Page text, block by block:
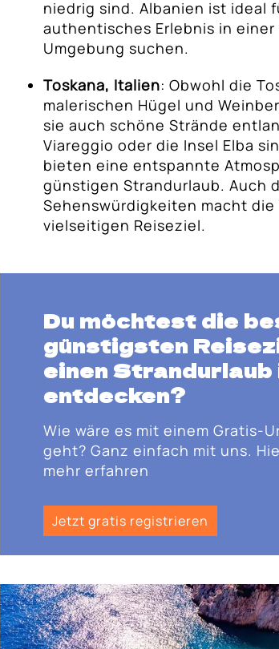
niedrig sind. Albanien ist ideal
authentisches Erlebnis in
Umgebung suchen.
Toskana, Italien: Obwohl die
malerischen Hügel und
sie auch schöne Strände
Viareggio oder die Insel Elba
bieten eine entspannte
günstigen Strandurlaub. Auch
Sehenswürdigkeiten macht die
vielseitigen Reiseziel.
Du möchtest die
günstigsten
einen
entdecken?
Wie wäre es mit einem Gratis-
geht? Ganz einfach mit uns.
mehr erfahren
Jetzt gratis registrieren